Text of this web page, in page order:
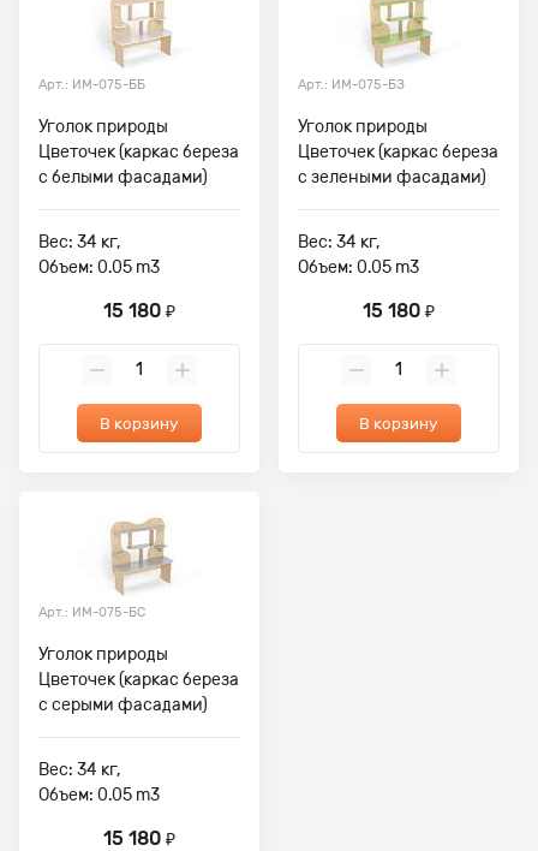
Арт.: ИМ-075-ББ
Уголок природы
Цветочек (каркас береза
с белыми фасадами)
Вес: 34 кг,
Объем: 0.05 m3
15 180 ₽
В корзину
Арт.: ИМ-075-БЗ
Уголок природы
Цветочек (каркас береза
с зелеными фасадами)
Вес: 34 кг,
Объем: 0.05 m3
15 180 ₽
В корзину
Арт.: ИМ-075-БС
Уголок природы
Цветочек (каркас береза
с серыми фасадами)
Вес: 34 кг,
Объем: 0.05 m3
15 180 ₽